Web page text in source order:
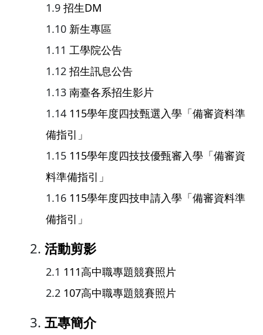
招生DM
新生專區
工學院公告
招生訊息公告
南臺各系招生影片
115學年度四技甄選入學「備審資料準
備指引」
115學年度四技技優甄審入學「備審資
料準備指引」
115學年度四技申請入學「備審資料準
備指引」
活動剪影
111高中職專題競賽照片
107高中職專題競賽照片
五專簡介